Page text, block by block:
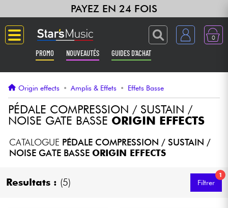
PAYEZ EN 24 FOIS
0
PROMO NOUVEAUTÉS GUIDES D'ACHAT
Guitares & Basses
Claviers & Pianos
Synthés & Sampleurs
Origin effects • Amplis & Effets • Effets Basse
PÉDALE COMPRESSION / SUSTAIN /
NOISE GATE BASSE ORIGIN EFFECTS
CATALOGUE PÉDALE COMPRESSION / SUSTAIN /
NOISE GATE BASSE ORIGIN EFFECTS
Resultats : (5)
1
Filtrer